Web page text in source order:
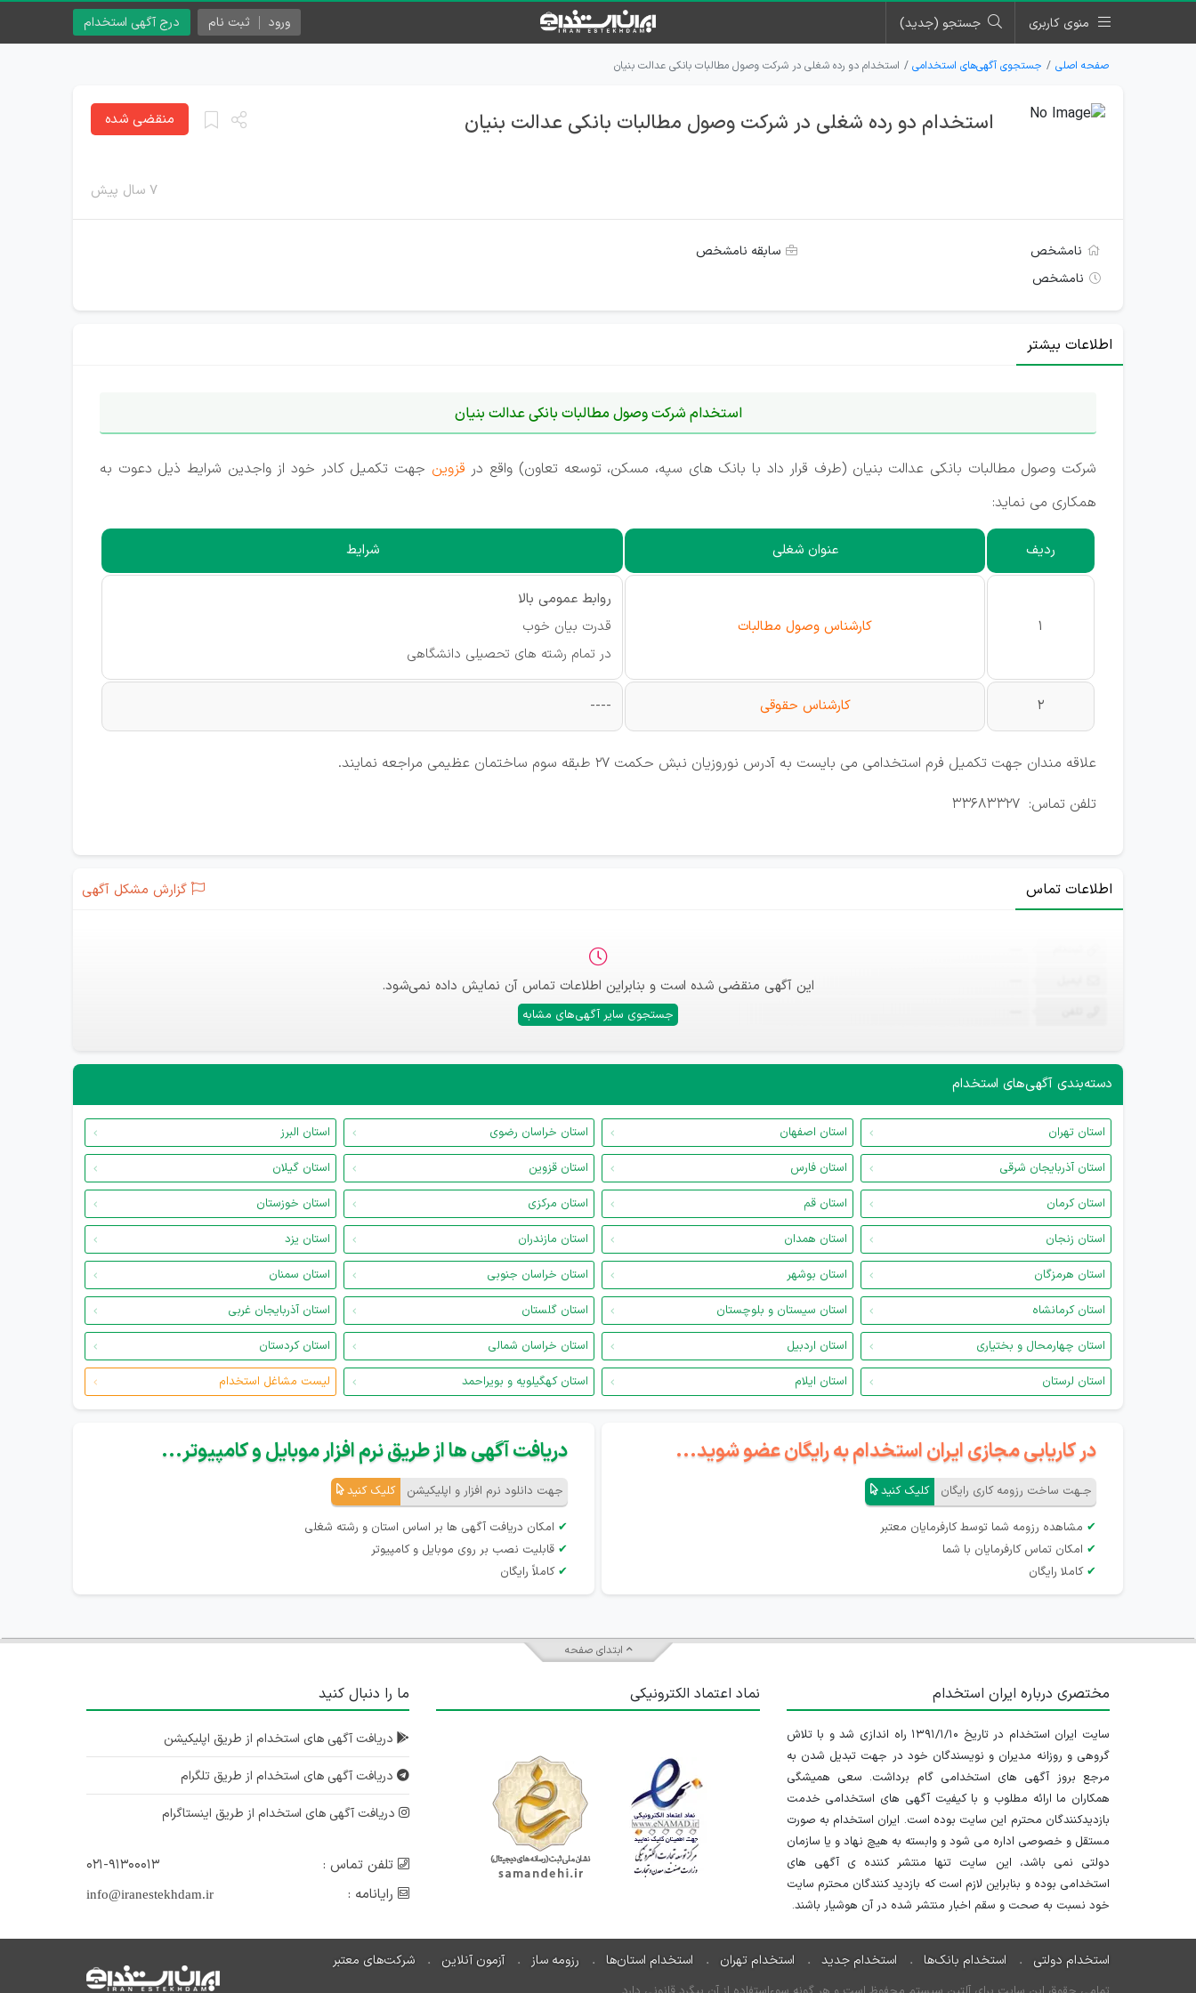
منوی کاربری جستجو (جدید) درج آگهی استخدام ورود ثبت نام
صفحه اصلی جستجوی آگهی‌های استخدامی استخدام دو رده شغلی در شرکت وصول مطالبات بانکی عدالت بنیان
استخدام دو رده شغلی در شرکت وصول مطالبات بانکی عدالت بنیان
۷ سال پیش
منقضی شده
نامشخص
سابقه نامشخص
نامشخص
اطلاعات بیشتر
استخدام شرکت وصول مطالبات بانکی عدالت بنیان
شرکت وصول مطالبات بانکی عدالت بنیان (طرف قرار داد با بانک های سپه، مسکن، توسعه تعاون) واقع در قزوین جهت تکمیل کادر خود از واجدین شرایط ذیل دعوت به
همکاری می نماید:
ردیف عنوان شغلی شرایط
1 کارشناس وصول مطالبات
روابط عمومی بالا
قدرت بیان خوب
در تمام رشته های تحصیلی دانشگاهی
2 کارشناس حقوقی ----
علاقه مندان جهت تکمیل فرم استخدامی می بایست به آدرس نوروزیان نبش حکمت 27 طبقه سوم ساختمان عظیمی مراجعه نمایند.
تلفن تماس: 33683327
اطلاعات تماس گزارش مشکل آگهی
این آگهی منقضی شده است و بنابراین اطلاعات تماس آن نمایش داده نمی‌شود.
جستجوی سایر آگهی‌های مشابه
دسته‌بندی آگهی‌های استخدام
استان تهران استان اصفهان استان خراسان رضوی
استان البرز
استان آذربایجان شرقی
استان فارس استان قزوین
استان گیلان
استان کرمان
استان قم استان مرکزی
استان خوزستان
استان زنجان
استان همدان استان مازندران
استان یزد
استان هرمزگان
استان بوشهر استان خراسان جنوبی
استان سمنان
استان کرمانشاه
استان سیستان و بلوچستان استان گلستان
استان آذربایجان غربی
استان چهارمحال و بختیاری
استان اردبیل استان خراسان شمالی
استان کردستان
استان لرستان
استان ایلام استان کهگیلویه و بویراحمد لیست مشاغل استخدام
در کاریابی مجازی ایران استخدام به رایگان عضو شوید...
جـهت ساخت رزومه کاری رایگان کلیک کنید
✔ مشاهده رزومه شما توسط کارفرمایان معتبر
✔ امکان تماس کارفرمایان با شما
✔ کاملا رایگان
دریافت آگهی ها از طریق نرم افزار موبایل و کامپیوتر...
جهت دانلود نرم افزار و اپلیکیشن کلیک کنید
✔ امکان دریافت آگهی ها بر اساس استان و رشته شغلی
✔ قابلیت نصب بر روی موبایل و کامپیوتر
✔ کاملاً رایگان
ابتدای صفحه
مختصری درباره ایران استخدام
سایت ایران استخدام در تاریخ ۱۳۹۱/۱/۱۰ راه اندازی شد و با تلاش
گروهی و روزانه مدیران و نویسندگان خود در جهت تبدیل شدن به
مرجع بروز آگهی های استخدامی گام برداشت. سعی همیشگی
همکاران ما ارائه مطلوب و با کیفیت آگهی های استخدامی خدمت
بازدیدکنندگان محترم این سایت بوده است. ایران استخدام به صورت
مستقل و خصوصی اداره می شود و وابسته به هیچ نهاد و یا سازمان
دولتی نمی باشد، این سایت تنها منتشر کننده ی آگهی های
استخدامی بوده و بنابراین لازم است که بازدید کنندگان محترم سایت
خود نسبت به صحت و سقم اخبار منتشر شده در آن هوشیار باشند.
نماد اعتماد الکترونیکی ما را دنبال کنید
دریافت آگهی های استخدام از طریق اپلیکیشن
دریافت آگهی های استخدام از طریق تلگرام
دریافت آگهی های استخدام از طریق اینستاگرام
تلفن تماس :
۰۲۱-۹۱۳۰۰۰۱۳
رایانامه :
info@iranestekhdam.ir
استخدام دولتی استخدام بانک‌ها استخدام جدید استخدام تهران استخدام استان‌ها رزومه ساز آزمون آنلاین شرکت‌های معتبر